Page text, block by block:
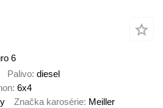
6
Palivo diesel
6x4
Značka karosérie Meiller